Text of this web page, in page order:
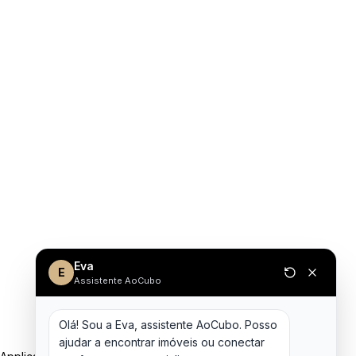
E Eva
Assistente AoCubo
Olá! Sou a Eva, assistente AoCubo. Posso
ajudar a encontrar imóveis ou conectar